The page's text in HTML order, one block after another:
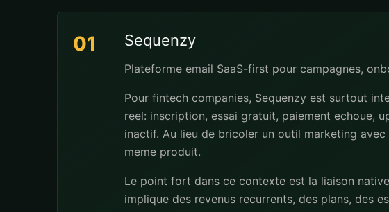
01 Sequenzy
Plateforme email SaaS-first pour campagnes,
Pour fintech companies, Sequenzy est surtout
reel: inscription, essai gratuit, paiement echoue,
inactif. Au lieu de bricoler un outil marketing
meme produit.
Le point fort dans ce contexte est la liaison
implique des revenus recurrents, des plans, des